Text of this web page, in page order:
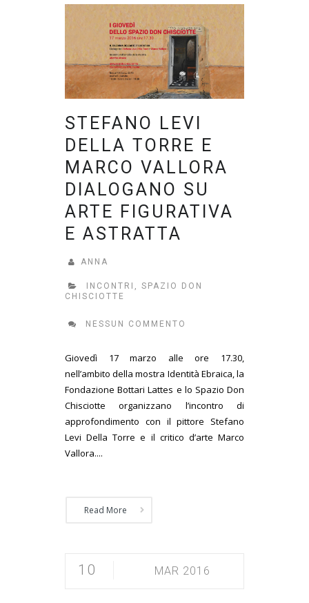
STEFANO LEVI
DELLA TORRE E
MARCO VALLORA
DIALOGANO SU
ARTE FIGURATIVA
E ASTRATTA
ANNA
INCONTRI , SPAZIO DON
CHISCIOTTE
NESSUN COMMENTO
Giovedì 17 marzo alle ore 17.30,
nell’ambito della mostra Identità Ebraica, la
Fondazione Bottari Lattes e lo Spazio Don
Chisciotte organizzano l’incontro di
approfondimento con il pittore Stefano
Levi Della Torre e il critico d’arte Marco
Vallora....
Read More
10 MAR 2016